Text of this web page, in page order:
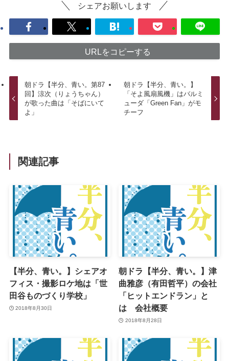
シェアお願いします
URLをコピーする
朝ドラ【半分、青い。第87
回】涼次（りょうちゃん）
が歌った曲は「そばにいて
よ」
朝ドラ【半分、青い。】
「そよ風扇風機」はバルミ
ューダ「Green Fan」がモ
チーフ
関連記事
【半分、青い。】シェアオ
フィス・撮影ロケ地は「世
田谷ものづくり学校」
2018年8月30日
朝ドラ【半分、青い。】津
曲雅彦（有田哲平）の会社
「ヒットエンドラン」と
は 会社概要
2018年8月28日